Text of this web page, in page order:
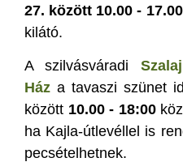
27. között 10.00 - 17.00
kilátó.
A szilvásváradi
Ház a tavaszi szünet
között 10.00 - 18:00
ha Kajla-útlevéllel is
pecsételhetnek.